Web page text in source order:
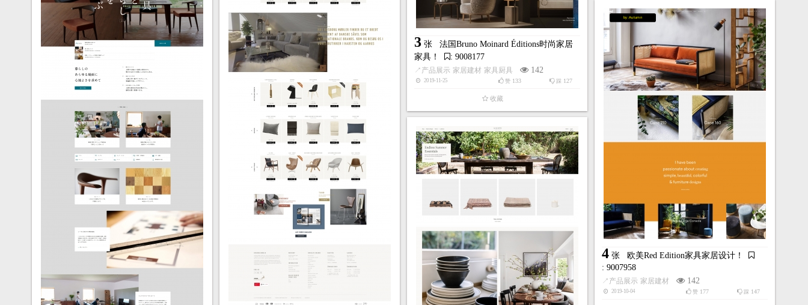
3 张 法国Bruno Moinard Éditions时尚家居
家具！
: 9008177
↗ 产品展示 家居建材 家具厨具 142
2019-11-25 踩 127
赞 133
收藏
by:Autumn
4 张 欧美Red Edition家具家居设计！
: 9007958
↗ 产品展示 家居建材 142
2019-10-04 踩 147
赞 177